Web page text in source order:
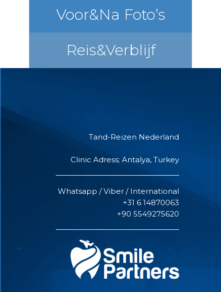
Voor&Na Foto’s
Reis&Verblijf
Tand-Reizen Nederland
Clinic Adress; Antalya, Turkey
Whatsapp / Viber / International
+31 6 14870063
+90 5549275620